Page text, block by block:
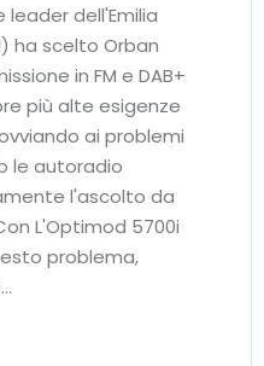
dell'Emilia
ha scelto Orban
in FM e DAB+
più alte esigenze
ai problemi
le autoradio
l'ascolto da
L'Optimod 5700i
problema,